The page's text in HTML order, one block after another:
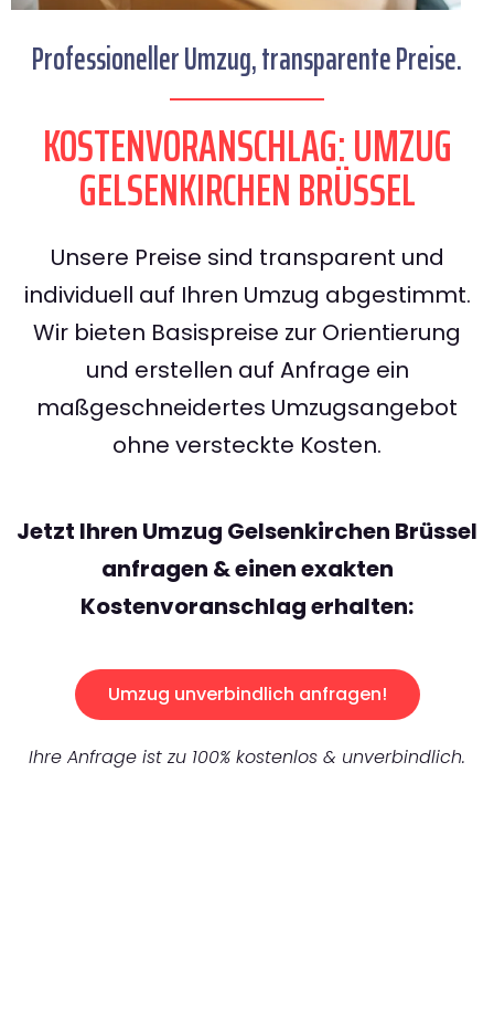
Professioneller Umzug, transparente Preise.
KOSTENVORANSCHLAG: UMZUG
GELSENKIRCHEN BRÜSSEL
Unsere Preise sind transparent und
individuell auf Ihren Umzug abgestimmt.
Wir bieten Basispreise zur Orientierung
und erstellen auf Anfrage ein
maßgeschneidertes Umzugsangebot
ohne versteckte Kosten.
Jetzt Ihren Umzug Gelsenkirchen Brüssel
anfragen & einen exakten
Kostenvoranschlag erhalten:
Umzug unverbindlich anfragen!
Ihre Anfrage ist zu 100% kostenlos & unverbindlich.